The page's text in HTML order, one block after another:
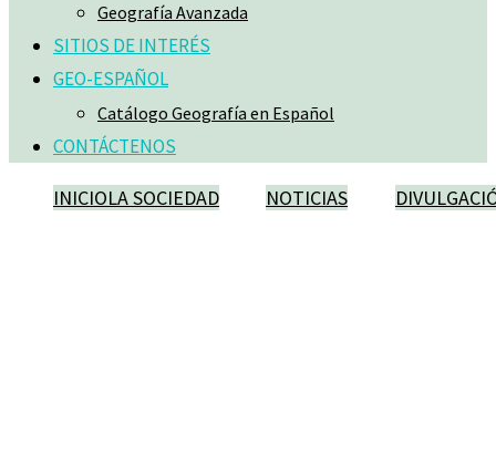
Geografía Avanzada
SITIOS DE INTERÉS
GEO-ESPAÑOL
Catálogo Geografía en Español
CONTÁCTENOS
INICIOLA SOCIEDAD NOTICIAS